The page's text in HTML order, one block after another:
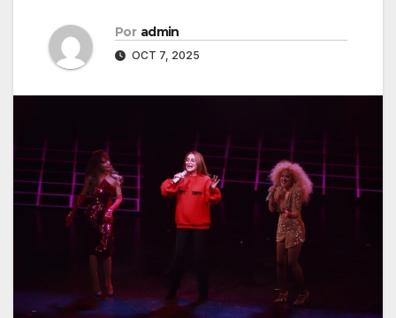
Por admin
OCT 7, 2025